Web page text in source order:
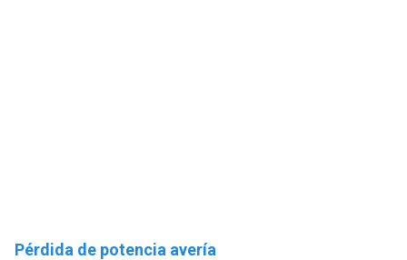
Pérdida de potencia avería